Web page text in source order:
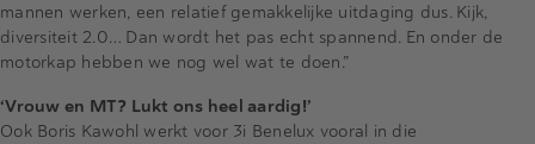
mannen werken, een relatief gemakkelijke uitdaging dus. Kijk,
diversiteit 2.0… Dan wordt het pas echt spannend. En onder de
motorkap hebben we nog wel wat te doen.”
‘Vrouw en MT? Lukt ons heel aardig!’
Ook Boris Kawohl werkt voor 3i Benelux vooral in die